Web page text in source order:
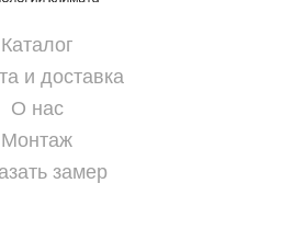
Каталог
и доставка
О нас
Монтаж
замер